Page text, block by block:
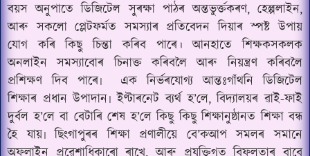
বয়স অনুপাতে ডিজিটেল সুৰক্ষা পাঠৰ অন্তভুৰ্ক্তকৰণ, হেল্পলাইন,
আৰু সকলো প্লেটফৰ্মত সমস্যাৰ প্ৰতিবেদন দিয়াৰ স্পষ্ট উপায়
যোগ কৰি কিছু চিন্তা কৰিব পাৰে। আনহাতে শিক্ষকসকলক
অনলাইন সমস্যাবোৰ চিনাক্ত কৰিবলৈ আৰু নিয়ন্ত্ৰণ কৰিবলৈ
প্ৰশিক্ষণ দিব পাৰে৷
এক নিৰ্ভৰযোগ্য আন্তঃগাঁথনি ডিজিটেল
শিক্ষাৰ প্ৰধান উপাদান৷ ইণ্টাৰনেট ব্যৰ্থ হ’লে, বিদ্যালয়ৰ ৱাই-ফাই
দুৰ্বল হ’লে বা বেটাৰি শেষ হ’লে কিছু কিছু শিক্ষানুষ্ঠানত শিক্ষা বন্ধ
হৈ যায়৷ ছিংগাপুৰৰ শিক্ষা প্ৰণালীয়ে বে’কআপ সমলৰ সমানে